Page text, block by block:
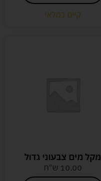
קיים במלאי
מקל מים צבעוני גדול
10.00 ש"ח